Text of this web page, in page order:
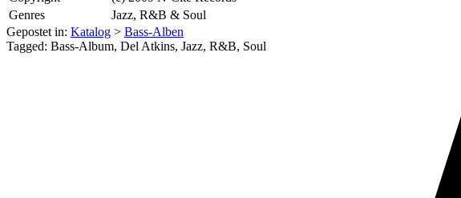
Genres
Jazz, R&B & Soul
Gepostet in: Katalog > Bass-Alben
Tagged: Bass-Album, Del Atkins, Jazz, R&B, Soul